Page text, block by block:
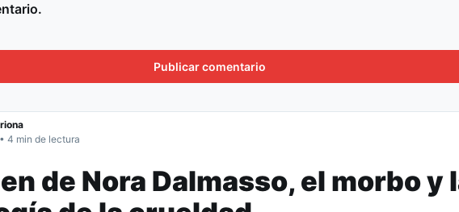
4 min de lectura
de Nora Dalmasso, el morbo y